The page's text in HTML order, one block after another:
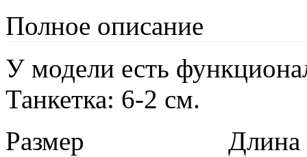
Полное описание
У модели есть
Танкетка: 6-2 см.
Размер
Длина в